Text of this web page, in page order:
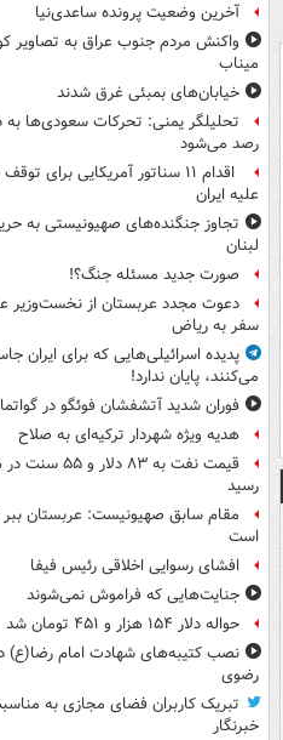
آخرین وضعیت پرونده ساعدی‌نیا
واکنش مردم جنوب عراق به تصاویر
میناب
خیابان‌های بمبئی غرق شدند
تحلیلگر یمنی: تحرکات سعودی‌ها
رصد می‌شود
اقدام ۱۱ سناتور آمریکایی برای
علیه ایران
تجاوز جنگنده‌های صهیونیستی به
لبنان
صورت جدید مسئله جنگ؟!
دعوت مجدد عربستان از نخست‌وزیر
سفر به ریاض
پدیده اسرائیلی‌هایی که برای ایران
می‌کنند، پایان ندارد!
فوران شدید آتشفشان فوئگو در
هدیه ویژه شهردار ترکیه‌ای به صلاح
قیمت نفت به ۸۳
رسید
مقام سابق صهیونیست: عربستان
است
افشای رسوایی اخلاقی رئیس فیفا
جنایت‌هایی که فراموش نمی‌شوند
حواله دلار ۱۵۴ هزار و ۴۵۱ تومان شد
نصب کتیبه‌های شهادت امام رضا(ع)
رضوی
تبریک کاربران فضای مجازی به
خبرنگار